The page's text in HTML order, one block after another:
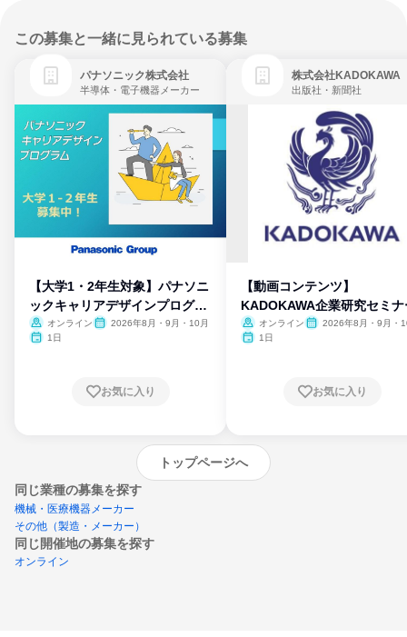
この募集と一緒に見られている募集
パナソニック株式会社
半導体・電子機器メーカー
【大学1・2年生対象】パナソニ
ックキャリアデザインプログラ
ム
オンライン
2026年8月・9月・10月
1日
お気に入り
株式会社KADOKAWA
出版社・新聞社
【動画コンテンツ】
KADOKAWA企業研究セミナ
オンライン
2026年8月・9月・
1日
お気に入り
トップページへ
同じ業種の募集を探す
機械・医療機器メーカー
その他（製造・メーカー）
同じ開催地の募集を探す
オンライン